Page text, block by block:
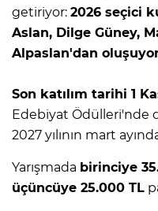
getiriyor: 2026 seçici
Aslan, Dilge Güney,
Alpaslan'dan
Son katılım tarihi 1
Edebiyat Ödülleri'nde
2027 yılının mart
Yarışmada birinciye
üçüncüye 25.000 TL